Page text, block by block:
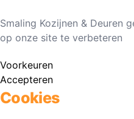
Smaling Kozijnen & Deuren
op onze site te verbeteren
Voorkeuren
Accepteren
Cookies